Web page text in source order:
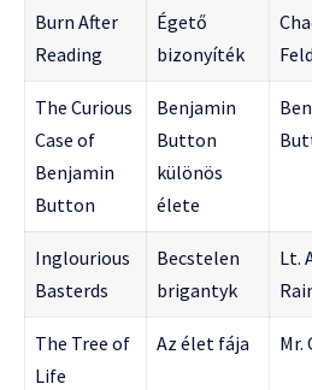
Burn After
Reading
Égető
bizonyíték
The Curious
Case of
Benjamin
Button
Benjamin
Button
különös
élete
Inglourious
Basterds
Becstelen
brigantyk
Lt.
The Tree of
Life
Az élet fája Mr.